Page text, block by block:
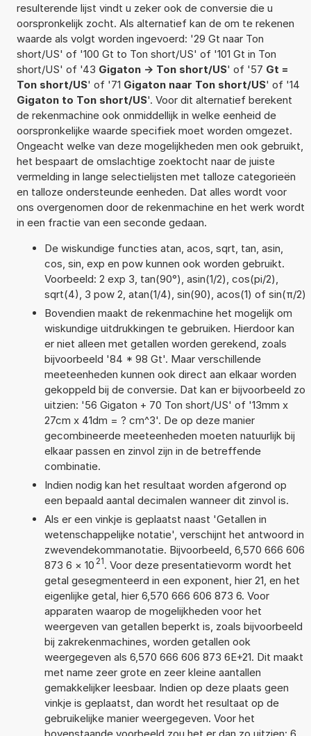
resulterende lijst vindt u zeker ook de conversie die u
oorspronkelijk zocht. Als alternatief kan de om te rekenen
waarde als volgt worden ingevoerd: '29 Gt naar Ton
short/US' of '100 Gt to Ton short/US' of '101 Gt in Ton
short/US' of '43 Gigaton -> Ton short/US' of '57 Gt =
Ton short/US' of '71 Gigaton naar Ton short/US' of '14
Gigaton to Ton short/US'. Voor dit alternatief berekent
de rekenmachine ook onmiddellijk in welke eenheid de
oorspronkelijke waarde specifiek moet worden omgezet.
Ongeacht welke van deze mogelijkheden men ook gebruikt,
het bespaart de omslachtige zoektocht naar de juiste
vermelding in lange selectielijsten met talloze categorieën
en talloze ondersteunde eenheden. Dat alles wordt voor
ons overgenomen door de rekenmachine en het werk wordt
in een fractie van een seconde gedaan.
De wiskundige functies atan, acos, sqrt, tan, asin,
cos, sin, exp en pow kunnen ook worden gebruikt.
Voorbeeld: 2 exp 3, tan(90°), asin(1/2), cos(pi/2),
sqrt(4), 3 pow 2, atan(1/4), sin(90), acos(1) of sin(π/2)
Bovendien maakt de rekenmachine het mogelijk om
wiskundige uitdrukkingen te gebruiken. Hierdoor kan
er niet alleen met getallen worden gerekend, zoals
bijvoorbeeld '84 * 98 Gt'. Maar verschillende
meeteenheden kunnen ook direct aan elkaar worden
gekoppeld bij de conversie. Dat kan er bijvoorbeeld zo
uitzien: '56 Gigaton + 70 Ton short/US' of '13mm x
27cm x 41dm = ? cm^3'. De op deze manier
gecombineerde meeteenheden moeten natuurlijk bij
elkaar passen en zinvol zijn in de betreffende
combinatie.
Indien nodig kan het resultaat worden afgerond op
een bepaald aantal decimalen wanneer dit zinvol is.
Als er een vinkje is geplaatst naast 'Getallen in
wetenschappelijke notatie', verschijnt het antwoord in
zwevendekommanotatie. Bijvoorbeeld, 6,570 666 606
873 6 × 10 21. Voor deze presentatievorm wordt het
getal gesegmenteerd in een exponent, hier 21, en het
eigenlijke getal, hier 6,570 666 606 873 6. Voor
apparaten waarop de mogelijkheden voor het
weergeven van getallen beperkt is, zoals bijvoorbeeld
bij zakrekenmachines, worden getallen ook
weergegeven als 6,570 666 606 873 6E+21. Dit maakt
met name zeer grote en zeer kleine aantallen
gemakkelijker leesbaar. Indien op deze plaats geen
vinkje is geplaatst, dan wordt het resultaat op de
gebruikelijke manier weergegeven. Voor het
bovenstaande voorbeeld zou het er dan zo uitzien: 6